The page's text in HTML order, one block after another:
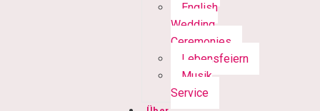
English
Wedding
Ceremonies
Lebensfeiern
Musik
Service